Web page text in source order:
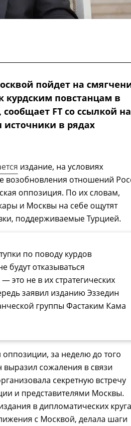
пойдет на
повстанцам в
FT со ссылкой на
в рядах
издание, на условиях
возобновления отношений
оппозиция. По их словам,
и Москвы на себе ощутят
поддерживаемые Турцией.
по поводу курдов
будут отказываться
это не в их стратегических
заявил изданию Эззедин
группы Фастаким Кама
за неделю до того
выразил сожаления в связи
секретную встречу
и представителями Москвы.
в дипломатических
с Москвой, делала шаги